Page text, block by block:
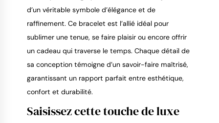
d’un véritable symbole d’élégance et de
raffinement. Ce bracelet est l’allié idéal pour
sublimer une tenue, se faire plaisir ou encore offrir
un cadeau qui traverse le temps. Chaque détail de
sa conception témoigne d’un savoir-faire maîtrisé,
garantissant un rapport parfait entre esthétique,
confort et durabilité.
Saisissez cette touche de luxe